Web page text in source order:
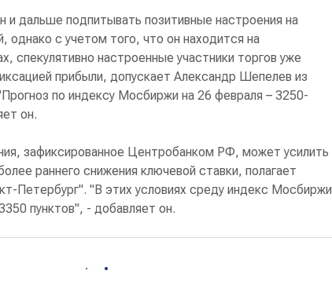
и дальше подпитывать позитивные настроения на
однако с учетом того, что он находится на
спекулятивно настроенные участники торгов уже
прибыли, допускает Александр Шепелев из
по индексу Мосбиржи на 26 февраля – 3250-
он.
зафиксированное Центробанком РФ, может усилить
раннего снижения ключевой ставки, полагает
Петербург". "В этих условиях среду индекс Мосбиржи
пунктов", - добавляет он.